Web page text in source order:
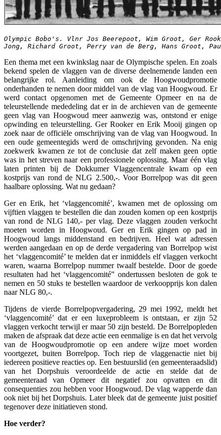
Olympic Bobo's. Vlnr Jos Beerepoot, Wim Groot, Ger
Jong, Richard Groot, Perry van de Berg, Hans Groot,
Een thema met een kwinkslag naar de Olympische spelen. En zoals
bekend spelen de vlaggen van de diverse deelnemende landen een
belangrijke rol. Aanleiding om ook de Hoogwoudpromotie
onderhanden te nemen door middel van de vlag van Hoogwoud. Er
werd contact opgenomen met de Gemeente Opmeer en na de
teleurstellende mededeling dat er in de archieven van de gemeente
geen vlag van Hoogwoud meer aanwezig was, ontstond er enige
opwinding en teleurstelling. Ger Rooker en Erik Mooij gingen op
zoek naar de officiële omschrijving van de vlag van Hoogwoud. In
een oude gemeentegids werd de omschrijving gevonden. Na enig
zoekwerk kwamen ze tot de conclusie dat zelf maken geen optie
was in het streven naar een professionele oplossing. Maar één vlag
laten printen bij de Dokkumer Vlaggencentrale kwam op een
kostprijs van rond de NLG 2.500,-. Voor Borrelpop was dit geen
haalbare oplossing. Wat nu gedaan?
Ger en Erik, het ‘vlaggencomité’, kwamen met de oplossing om
vijftien vlaggen te bestellen die dan zouden komen op een kostprijs
van rond de NLG 140,- per vlag. Deze vlaggen zouden verkocht
moeten worden in Hoogwoud. Ger en Erik gingen op pad in
Hoogwoud langs middenstand en bedrijven. Heel wat adressen
werden aangedaan en op de derde vergadering van Borrelpop wist
het ‘vlaggencomité’ te melden dat er inmiddels elf vlaggen verkocht
waren, waarna Borrelpop nummer twaalf bestelde. Door de goede
resultaten had het ‘vlaggencomité” ondertussen besloten de gok te
nemen en 50 stuks te bestellen waardoor de verkoopprijs kon dalen
naar NLG 80,-.
Tijdens de vierde Borrelpopvergadering, 29 mei 1992, meldt het
‘vlaggencomité’ dat er een luxeprobleem is ontstaan, er zijn 52
vlaggen verkocht terwijl er maar 50 zijn besteld. De Borrelpopleden
maken de afspraak dat deze actie een eenmalige is en dat het vervolg
van de Hoogwoudpromotie op een andere wijze moet worden
voortgezet, buiten Borrelpop. Toch riep de vlaggenactie niet bij
iedereen positieve reacties op. Een bestuurslid (en gemeenteraadslid)
van het Dorpshuis veroordeelde de actie en stelde dat de
gemeenteraad van Opmeer dit negatief zou opvatten en dit
consequenties zou hebben voor Hoogwoud. De vlag wapperde dan
ook niet bij het Dorpshuis. Later bleek dat de gemeente juist positief
tegenover deze initiatieven stond.
Hoe verder?